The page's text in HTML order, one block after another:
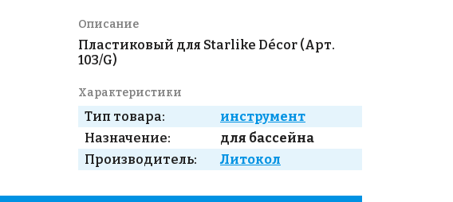
Описание
Пластиковый для Starlike Décor (Арт.
103/G)
Характеристики
Тип товара:
инструмент
Назначение:
для бассейна
Производитель:
Литокол